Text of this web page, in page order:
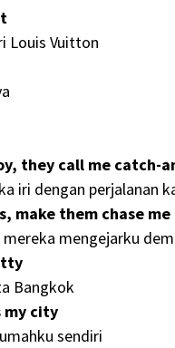
Louis Vuitton
they call me catch-
iri dengan perjalanan
make them chase
mengejarku
Bangkok
my city
sendiri